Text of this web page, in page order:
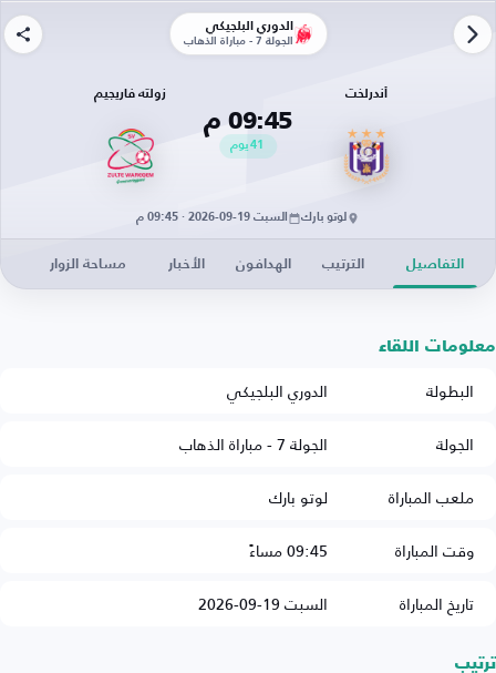
الدوري البلجيكي
الجولة 7 - مباراة الذهاب
أندرلخت
09:45 م
41يوم
زولته فاريجيم
لوتو بارك السبت 19-09-2026 · 09:45 م
التفاصيل الترتيب الهدافون الأخبار مساحة الزوار
معلومات اللقاء
البطولة
الدوري البلجيكي
الجولة
الجولة 7 - مباراة الذهاب
ملعب المباراة
لوتو بارك
وقت المباراة
09:45 مساءً
تاريخ المباراة
السبت 19-09-2026
ترتيب